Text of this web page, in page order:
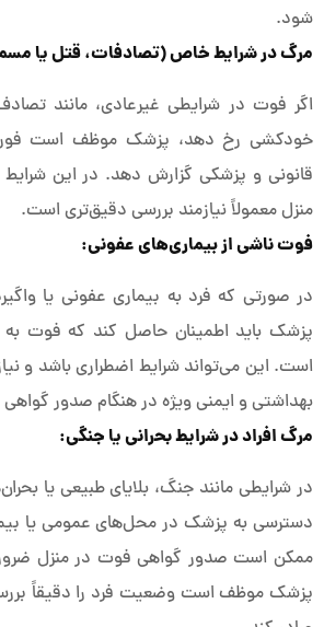
شود.
مرگ در شرایط خاص (تصادفات، قتل یا
اگر فوت در شرایطی غیرعادی، مانند
خودکشی رخ دهد، پزشک موظف است فوراً
قانونی و پزشکی گزارش دهد. در این
منزل معمولاً نیازمند بررسی دقیق‌تری است.
فوت ناشی از بیماری‌های عفونی:
در صورتی که فرد به بیماری عفونی یا
پزشک باید اطمینان حاصل کند که فوت به
است. این می‌تواند شرایط اضطراری باشد و
بهداشتی و ایمنی ویژه در هنگام صدور
مرگ افراد در شرایط بحرانی یا جنگی:
در شرایطی مانند جنگ، بلایای طبیعی یا
دسترسی به پزشک در محل‌های عمومی یا
ممکن است صدور گواهی فوت در منزل
پزشک موظف است وضعیت فرد را دقیقاً